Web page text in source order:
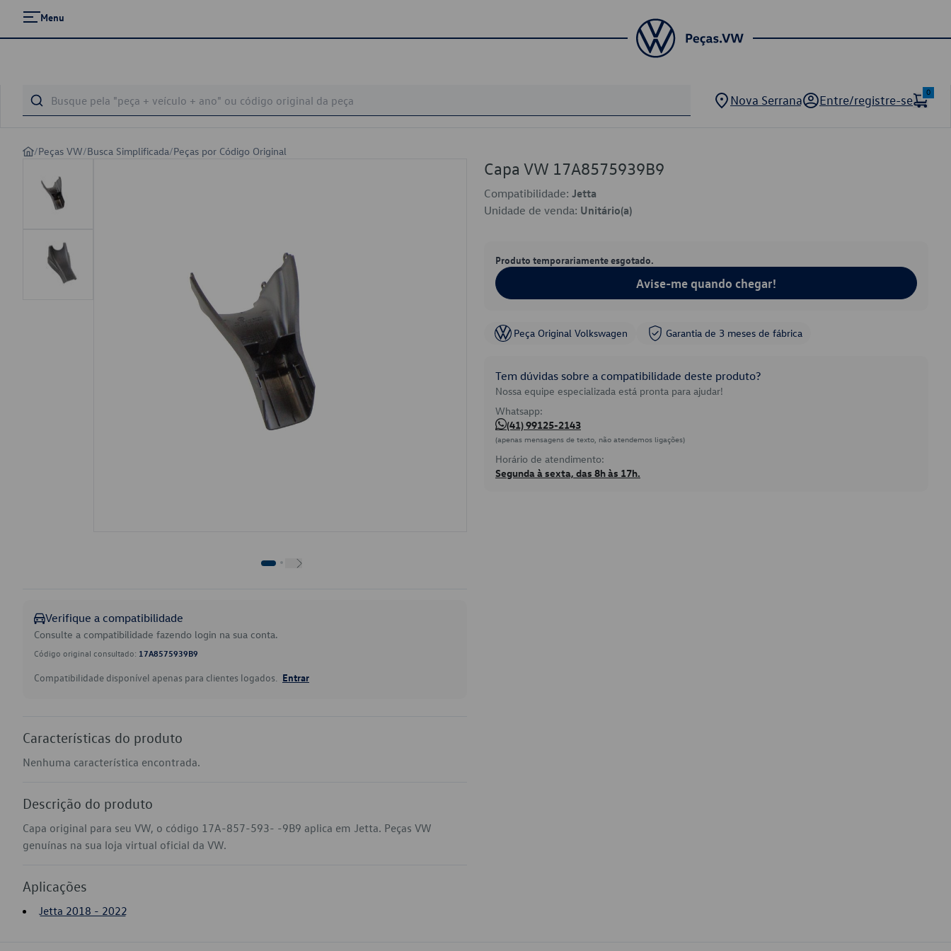
Menu
Nova Serrana Entre/registre-se
0
/Peças VW/Busca Simplificada/Peças por Código Original
Verifique a compatibilidade
Consulte a compatibilidade fazendo login na sua conta.
Código original consultado: 17A8575939B9
Compatibilidade disponível apenas para clientes logados. Entrar
Características do produto
Nenhuma característica encontrada.
Descrição do produto
Capa original para seu VW, o código 17A-857-593- -9B9 aplica em Jetta. Peças VW
genuínas na sua loja virtual oficial da VW.
Aplicações
Jetta 2018 - 2022
Capa VW 17A8575939B9
Compatibilidade: Jetta
Unidade de venda: Unitário(a)
Produto temporariamente esgotado.
Avise-me quando chegar!
Peça Original Volkswagen Garantia de 3 meses de fábrica
Tem dúvidas sobre a compatibilidade deste produto?
Nossa equipe especializada está pronta para ajudar!
Whatsapp:
(41) 99125-2143
(apenas mensagens de texto, não atendemos ligações)
Horário de atendimento:
Segunda à sexta, das 8h às 17h.